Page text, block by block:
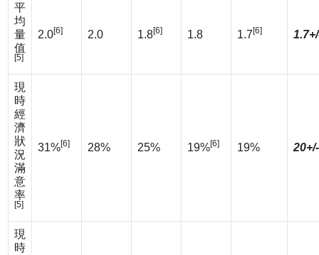
平
均
量
值
[5]
2.0[6] 2.0 1.8[6] 1.8 1.7 [6]
現
時
經
濟
狀
況
滿
意
率
[5]
31%[6] 28% 25% 19%[6] 19%
現
時